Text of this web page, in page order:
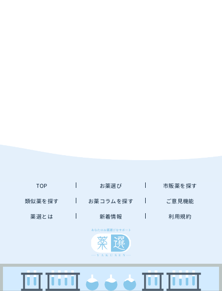
TOP お薬選び 市販薬を探す
類似薬を探す お薬コラムを探す ご意見機能
薬選とは 新着情報 利用規約